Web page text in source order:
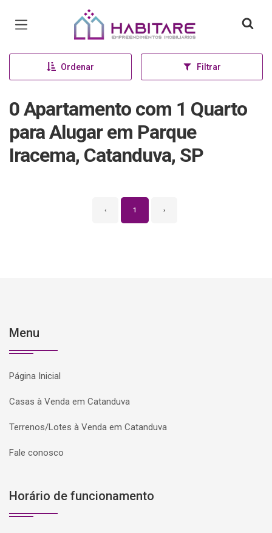
Página inicial
Ordenar Filtrar
0 Apartamento com 1 Quarto
para Alugar em Parque
Iracema, Catanduva, SP
‹ 1 ›
Menu
Página Inicial
Casas à Venda em Catanduva
Terrenos/Lotes à Venda em Catanduva
Fale conosco
Horário de funcionamento